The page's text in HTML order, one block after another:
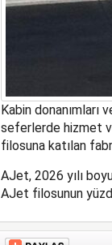
Kabin donanımları
seferlerde hizmet
filosuna katılan
AJet, 2026 yılı
AJet filosunun